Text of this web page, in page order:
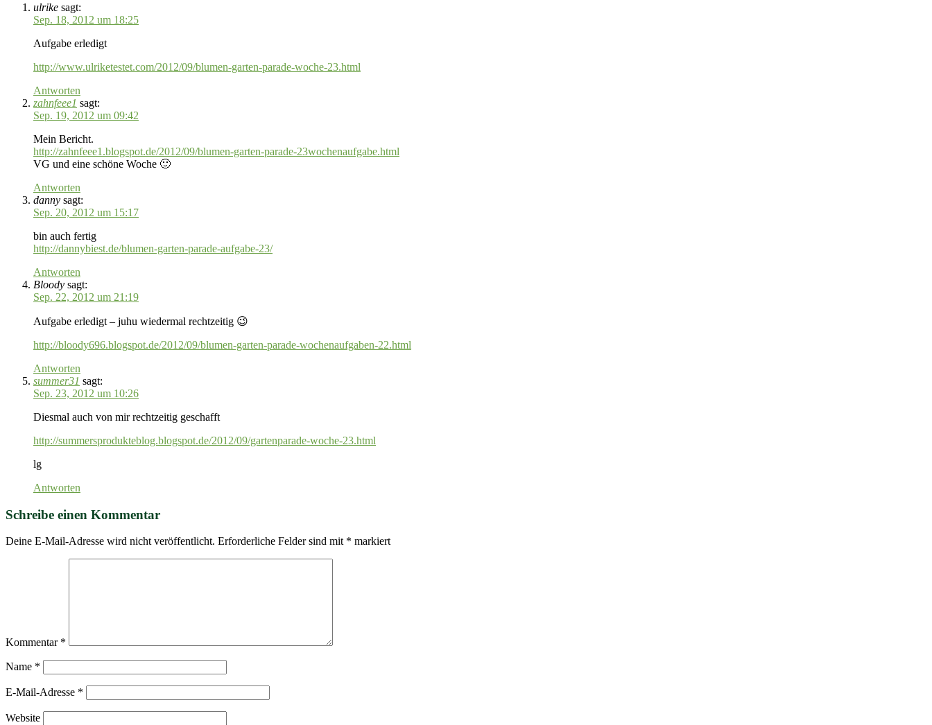
ulrike sagt:
Sep. 18, 2012 um 18:25
Aufgabe erledigt
http://www.ulriketestet.com/2012/09/blumen-garten-parade-woche-23.html
Antworten
zahnfeee1 sagt:
Sep. 19, 2012 um 09:42
Mein Bericht.
http://zahnfeee1.blogspot.de/2012/09/blumen-garten-parade-23wochenaufgabe.html
VG und eine schöne Woche 🙂
Antworten
danny sagt:
Sep. 20, 2012 um 15:17
bin auch fertig
http://dannybiest.de/blumen-garten-parade-aufgabe-23/
Antworten
Bloody sagt:
Sep. 22, 2012 um 21:19
Aufgabe erledigt – juhu wiedermal rechtzeitig 😉
http://bloody696.blogspot.de/2012/09/blumen-garten-parade-wochenaufgaben-22.html
Antworten
summer31 sagt:
Sep. 23, 2012 um 10:26
Diesmal auch von mir rechtzeitig geschafft
http://summersprodukteblog.blogspot.de/2012/09/gartenparade-woche-23.html
lg
Antworten
Schreibe einen Kommentar
Deine E-Mail-Adresse wird nicht veröffentlicht. Erforderliche Felder sind mit * markiert
Kommentar *
Name *
E-Mail-Adresse *
Website